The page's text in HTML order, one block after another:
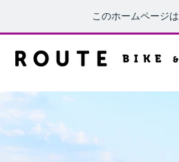
このホームページは